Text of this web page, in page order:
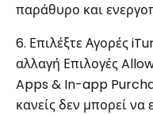
παράθυρο και
6. Επιλέξτε Αγορές
αλλαγή Επιλογές
Apps & In-app
κανείς δεν μπορεί να